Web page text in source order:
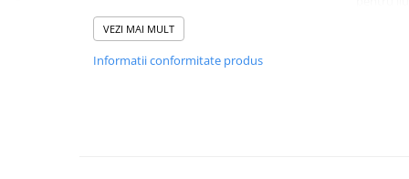
VEZI MAI MULT
Informatii conformitate produs